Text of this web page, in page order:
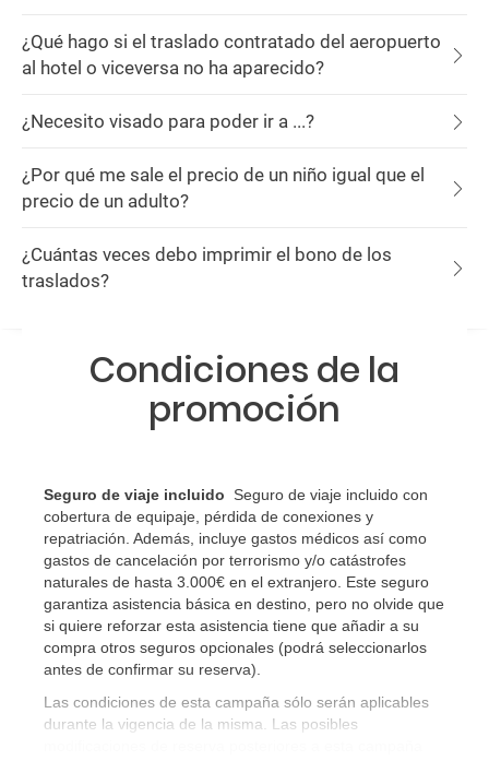
¿Qué hago si el traslado contratado del aeropuerto
al hotel o viceversa no ha aparecido?
¿Necesito visado para poder ir a ...?
¿Por qué me sale el precio de un niño igual que el
precio de un adulto?
¿Cuántas veces debo imprimir el bono de los
traslados?
Condiciones de la
promoción
Seguro de viaje incluido
Seguro de viaje incluido con
cobertura de equipaje, pérdida de conexiones y
repatriación. Además, incluye gastos médicos así como
gastos de cancelación por terrorismo y/o catástrofes
naturales de hasta 3.000€ en el extranjero. Este seguro
garantiza asistencia básica en destino, pero no olvide que
si quiere reforzar esta asistencia tiene que añadir a su
compra otros seguros opcionales (podrá seleccionarlos
antes de confirmar su reserva)
Las condiciones de esta campaña sólo serán aplicables
durante la vigencia de la misma. Las posibles